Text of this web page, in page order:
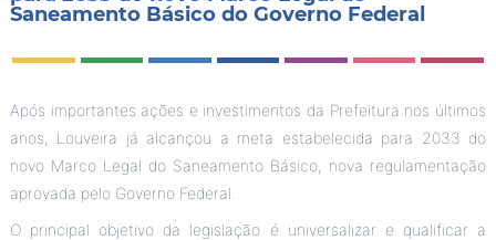
Saneamento Básico do Governo Federal
Após importantes ações e investimentos da Prefeitura nos últimos
anos, Louveira já alcançou a meta estabelecida para 2033 do
novo Marco Legal do Saneamento Básico, nova regulamentação
aprovada pelo Governo Federal.
O principal objetivo da legislação é universalizar e qualificar a